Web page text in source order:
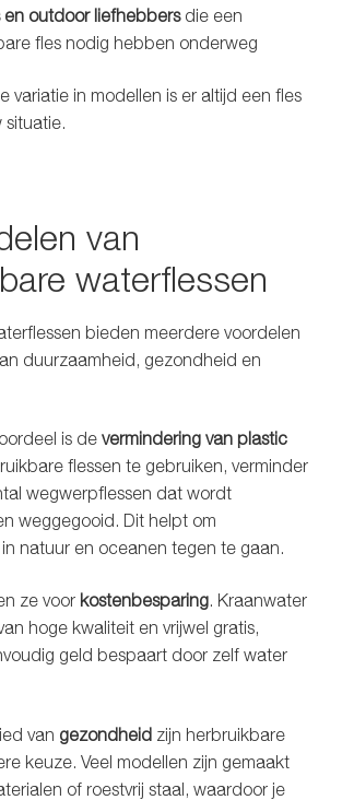
en outdoor liefhebbersdie een
fles nodig hebben onderweg
variatie in modellen is er altijd een fles
situatie.
van
waterflessen
bieden meerdere voordelen
duurzaamheid, gezondheid en
is de vermindering van plastic
flessen te gebruiken, verminder
wegwerpflessen dat wordt
weggegooid. Dit helpt om
natuur en oceanen tegen te gaan.
ze voor kostenbesparing. Kraanwater
hoge kwaliteit en vrijwel gratis,
geld bespaart door zelf water
van gezondheidzijn herbruikbare
keuze. Veel modellen zijn gemaakt
of roestvrij staal, waardoor je